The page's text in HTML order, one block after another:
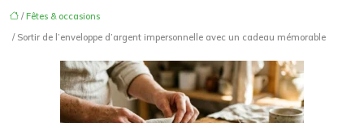
/Fêtes & occasions
/ Sortir de l’enveloppe d’argent impersonnelle avec un cadeau mémorable